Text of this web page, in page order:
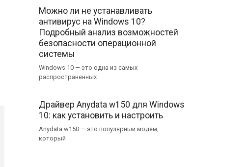
Можно ли не устанавливать
антивирус на Windows 10?
Подробный анализ возможностей
безопасности операционной
системы
Windows 10 — это одна из самых
распространенных
Драйвер Anydata w150 для Windows
10: как установить и настроить
Anydata w150 — это популярный модем,
который